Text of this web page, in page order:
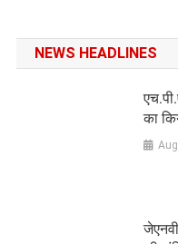
NEWS HEADLINES
का